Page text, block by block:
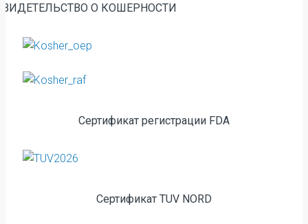
О КОШЕРНОСТИ
Сертификат регистрации FDA
Сертификат TUV NORD